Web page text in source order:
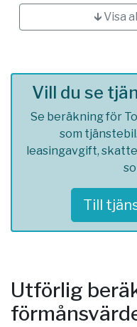
🡳 Visa
Vill du se
Se beräkning för
som
leasingavgift,
Till
Utförlig